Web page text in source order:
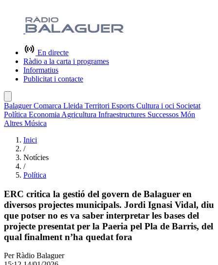
En directe
Ràdio a la carta i programes
Informatius
Publicitat i contacte
BalaguerComarca Lleida Territori Esports Cultura i oci Societat
Política Economia Agricultura Infraestructures Successos Món
Altres Música
Inici
/
Notícies
/
Política
ERC critica la gestió del govern de Balaguer en
diversos projectes municipals. Jordi Ignasi Vidal, diu
que potser no es va saber interpretar les bases del
projecte presentat per la Paeria pel Pla de Barris, del
qual finalment n’ha quedat fora
Per Ràdio Balaguer